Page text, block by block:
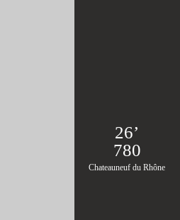
26’
780
Chateauneuf du Rhône